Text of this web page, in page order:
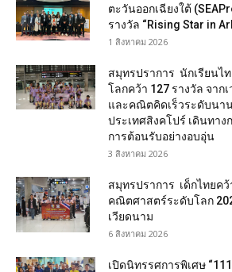
ตะวันออกเฉียงใต้
รางวัล “Rising Star in
1 สิงหาคม 2026
สมุทรปราการ นักเรียนไ
โลกคว้า 127 รางวัล จา
และคณิตคิดเร็วระดับนา
ประเทศสิงคโปร์ เดินทาง
การต้อนรับอย่างอบอุ่น
3 สิงหาคม 2026
สมุทรปราการ เด็กไทยค
คณิตศาสตร์ระดับโลก
เวียดนาม
6 สิงหาคม 2026
เปิดนิทรรศการพิเศษ